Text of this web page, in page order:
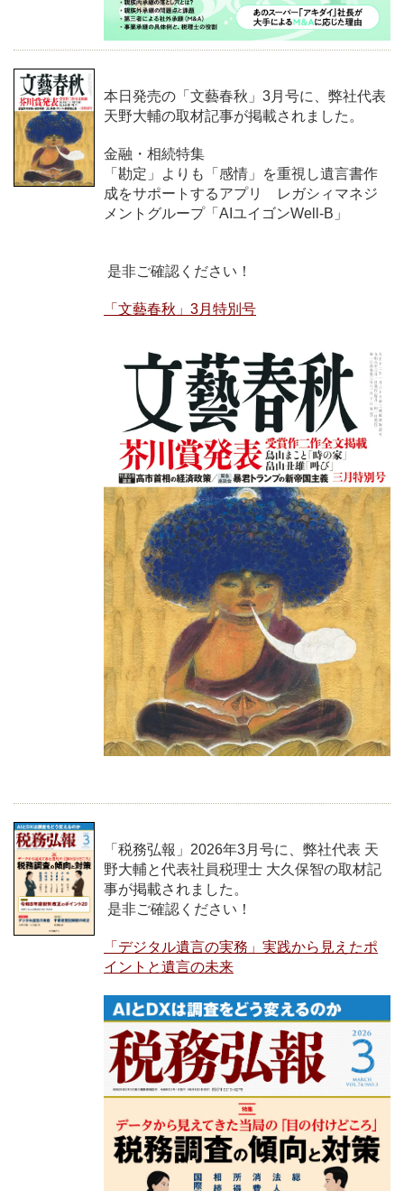
本日発売の「文藝春秋」3月号に、弊社代表
天野大輔の取材記事が掲載されました。
金融・相続特集
「勘定」よりも「感情」を重視し遺言書作
成をサポートするアプリ レガシィマネジ
メントグループ「AIユイゴンWell-B」
是非ご確認ください！
「文藝春秋」3月特別号
「税務弘報」2026年3月号に、弊社代表 天
野大輔と代表社員税理士 大久保智の取材記
事が掲載されました。
是非ご確認ください！
「デジタル遺言の実務」実践から見えたポ
イントと遺言の未来